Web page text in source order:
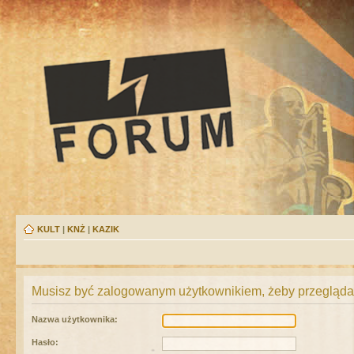
KULT | KNŻ | KAZIK
Musisz być zalogowanym użytkownikiem, żeby
Nazwa użytkownika:
Hasło: